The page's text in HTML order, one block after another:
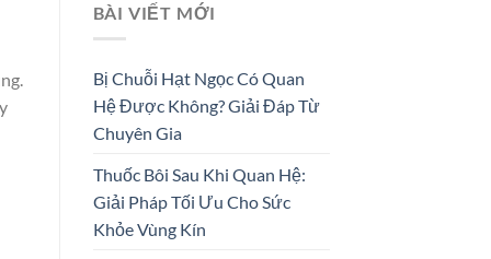
BÀI VIẾT MỚI
Bị Chuỗi Hạt Ngọc Có Quan
Hệ Được Không? Giải Đáp Từ
Chuyên Gia
Thuốc Bôi Sau Khi Quan Hệ:
Giải Pháp Tối Ưu Cho Sức
Khỏe Vùng Kín